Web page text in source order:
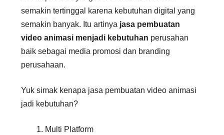
semakin tertinggal karena kebutuhan digital yang
semakin banyak. Itu artinya jasa pembuatan
video animasi menjadi kebutuhan perusahan
baik sebagai media promosi dan branding
perusahaan.
Yuk simak kenapa jasa pembuatan video animasi
jadi kebutuhan?
Multi Platform